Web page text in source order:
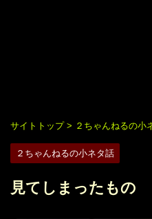
サイトトップ> ２ちゃんねるの小
２ちゃんねるの小ネタ話
見てしまったもの